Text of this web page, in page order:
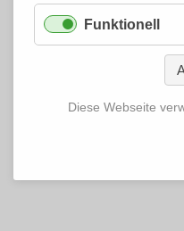
Funktionell
Diese Webseite